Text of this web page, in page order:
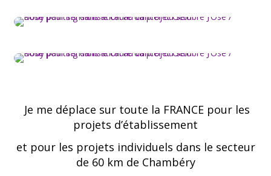
Je me déplace sur toute la FRANCE pour les
projets d’établissement
et pour les projets individuels dans le secteur
de 60 km de Chambéry